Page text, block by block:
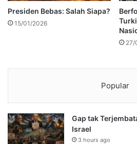
Presiden Bebas: Salah Siapa?
15/01/2026
27/
Popular
Gap tak
Israel
3 hours ago